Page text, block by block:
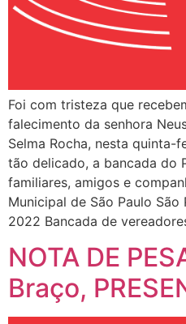
Foi com tristeza que
falecimento da senhora
Selma Rocha, nesta quinta-
tão delicado, a bancada do
familiares, amigos e
Municipal de São Paulo
2022 Bancada de
NOTA DE
Braço,